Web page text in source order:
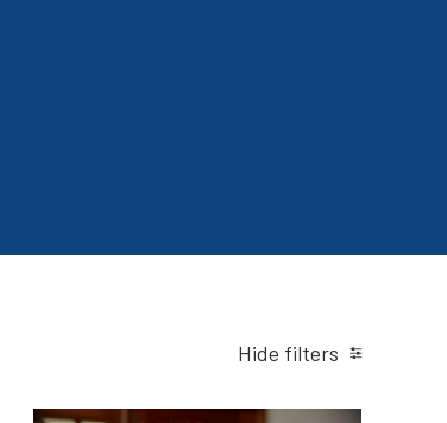
Hide filters